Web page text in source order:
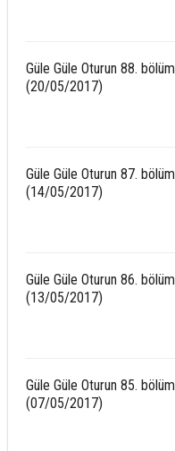
Güle Güle Oturun 88. bölüm
(20/05/2017)
Güle Güle Oturun 87. bölüm
(14/05/2017)
Güle Güle Oturun 86. bölüm
(13/05/2017)
Güle Güle Oturun 85. bölüm
(07/05/2017)